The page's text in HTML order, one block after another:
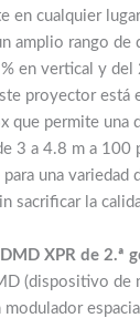
en cualquier
amplio rango de
en vertical y del
proyector está
que permite una
3 a 4.8 m a 100
una variedad
sacrificar la
XPR de 2.ª
(dispositivo de